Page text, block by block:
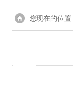
您现在的位置